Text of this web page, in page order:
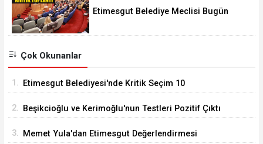
Etimesgut Belediye Meclisi Bugün
Çok Okunanlar
1. Etimesgut Belediyesi'nde Kritik Seçim 10
2. Beşikcioğlu ve Kerimoğlu'nun Testleri Pozitif Çıktı
3. Memet Yula'dan Etimesgut Değerlendirmesi